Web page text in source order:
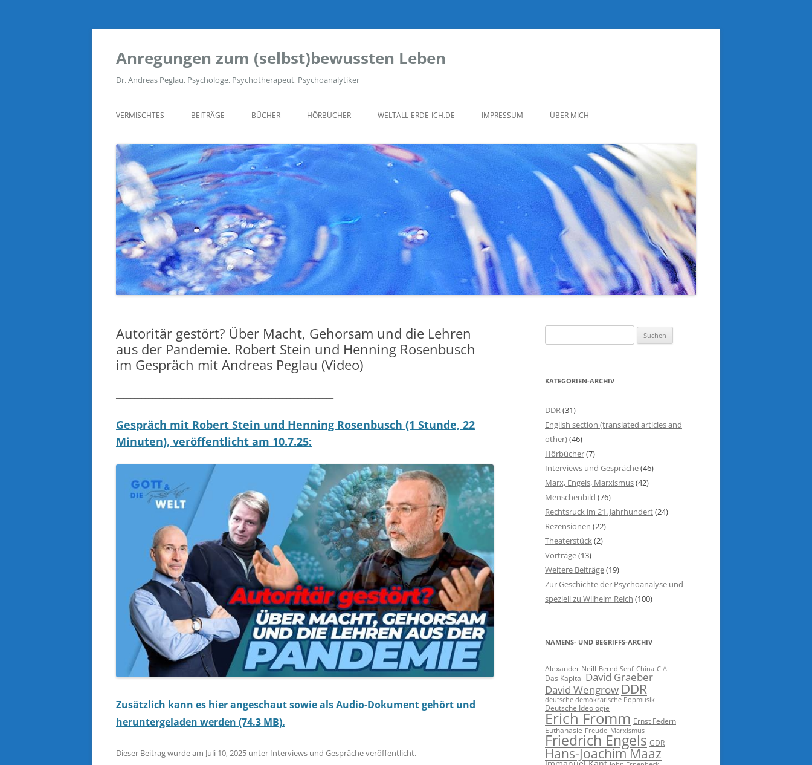
Zum
springen
Anregungen zum (selbst)bewussten Leben
Dr. Andreas Peglau, Psychologe, Psychotherapeut, Psychoanalytiker
VERMISCHTES BEITRÄGE BÜCHER HÖRBÜCHER WELTALL-ERDE-ICH.DE IMPRESSUM ÜBER MICH
Autoritär gestört? Über Macht, Gehorsam und die Lehren
aus der Pandemie. Robert Stein und Henning Rosenbusch
im Gespräch mit Andreas Peglau (Video)
Gespräch mit Robert Stein und Henning Rosenbusch (1 Stunde, 22
Minuten), veröffentlicht am 10.7.25:
Zusätzlich kann es hier angeschaut sowie als Audio-Dokument gehört und
heruntergeladen werden (74.3 MB).
Dieser Beitrag wurde am Juli 10, 2025 unter Interviews und Gesprächeveröffentlicht.
u
h
n
n
c
h
:
KATEGORIEN-ARCHIV
DDR(31)
English section (translated articles and
other)(46)
Hörbücher(7)
Interviews und Gespräche(46)
Marx, Engels, Marxismus(42)
Menschenbild (76)
Rechtsruck im 21. Jahrhundert(24)
Rezensionen (22)
Theaterstück(2)
Vorträge(13)
Weitere Beiträge(19)
Zur Geschichte der Psychoanalyse und
speziell zu Wilhelm Reich (100)
NAMENS- UND BEGRIFFS-ARCHIV
Alexander Neill Bernd Senf China CIA
Das Kapital David Graeber
David Wengrow DDR
deutsche demokratische Popmusik
Deutsche Ideologie
Erich Fromm Ernst Federn
Euthanasie Freudo-Marxismus
Friedrich Engels GDR
Hans-Joachim Maaz